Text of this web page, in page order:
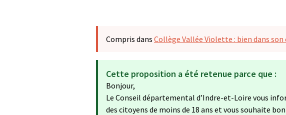
Compris dans Collège Vallée Violette : bien dans
Cette proposition a été retenue parce que :
Bonjour,
Le Conseil départemental d’Indre-et-Loire vous
des citoyens de moins de 18 ans et vous souhaite